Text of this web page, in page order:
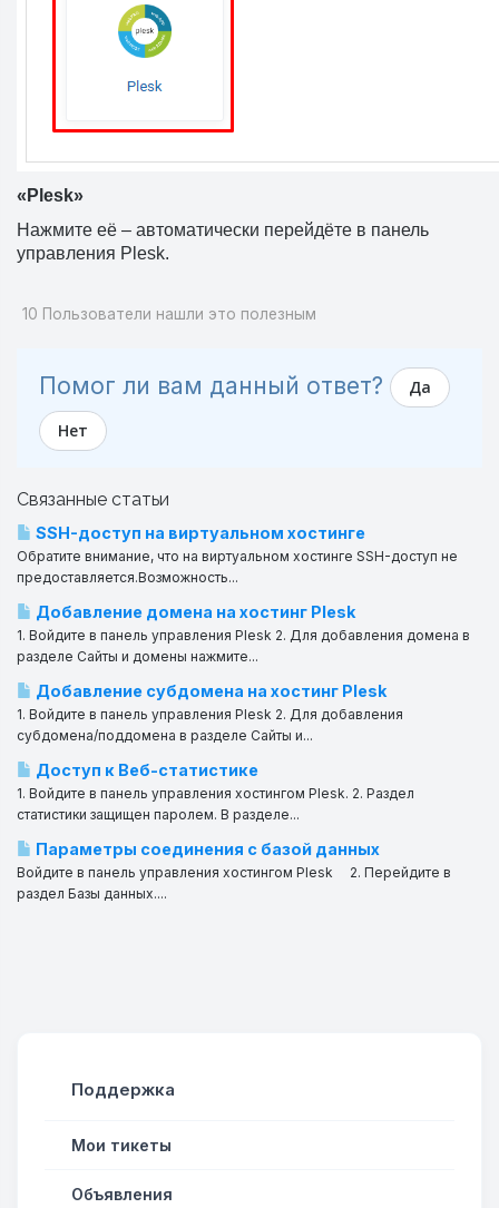
«Plesk»
Нажмите её – автоматически перейдёте в панель
управления Plesk.
10 Пользователи нашли это полезным
Помог ли вам данный ответ? Да
Нет
Связанные статьи
SSH-доступ на виртуальном хостинге
Обратите внимание, что на виртуальном хостинге SSH-доступ не
предоставляется.Возможность...
Добавление домена на хостинг Plesk
1. Войдите в панель управления Plesk 2. Для добавления домена в
разделе Сайты и домены нажмите...
Добавление субдомена на хостинг Plesk
1. Войдите в панель управления Plesk 2. Для добавления
субдомена/поддомена в разделе Сайты и...
Доступ к Веб-статистике
1. Войдите в панель управления хостингом Plesk. 2. Раздел
статистики защищен паролем. В разделе...
Параметры соединения с базой данных
Войдите в панель управления хостингом Plesk 2. Перейдите в
раздел Базы данных....
Поддержка
Мои тикеты
Объявления